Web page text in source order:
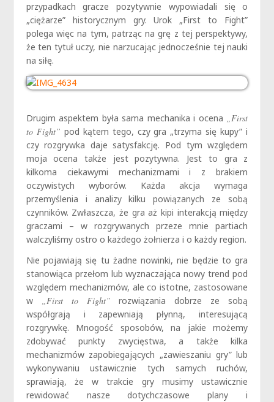
przypadkach gracze pozytywnie wypowiadali się o
„ciężarze” historycznym gry. Urok „First to Fight”
polega więc na tym, patrząc na grę z tej perspektywy,
że ten tytuł uczy, nie narzucając jednocześnie tej nauki
na siłę.
Drugim aspektem była sama mechanika i ocena „First
to Fight” pod kątem tego, czy gra „trzyma się kupy” i
czy rozgrywka daje satysfakcję. Pod tym względem
moja ocena także jest pozytywna. Jest to gra z
kilkoma ciekawymi mechanizmami i z brakiem
oczywistych wyborów. Każda akcja wymaga
przemyślenia i analizy kilku powiązanych ze sobą
czynników. Zwłaszcza, że gra aż kipi interakcją między
graczami – w rozgrywanych przeze mnie partiach
walczyliśmy ostro o każdego żołnierza i o każdy region.
Nie pojawiają się tu żadne nowinki, nie będzie to gra
stanowiąca przełom lub wyznaczająca nowy trend pod
względem mechanizmów, ale co istotne, zastosowane
w „First to Fight” rozwiązania dobrze ze sobą
współgrają i zapewniają płynną, interesującą
rozgrywkę. Mnogość sposobów, na jakie możemy
zdobywać punkty zwycięstwa, a także kilka
mechanizmów zapobiegających „zawieszaniu gry” lub
wykonywaniu ustawicznie tych samych ruchów,
sprawiają, że w trakcie gry musimy ustawicznie
rewidować nasze dotychczasowe plany i